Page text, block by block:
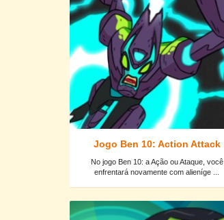
Jogo Ben 10: Action Attack
No jogo Ben 10: a Ação ou Ataque, você
enfrentará novamente com alieníge ...